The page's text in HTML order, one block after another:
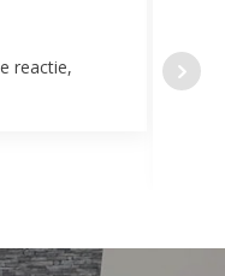
reactie,
door